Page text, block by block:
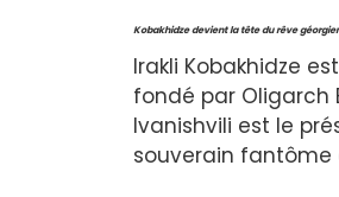
Kobakhidze devient la tête du rêve
Irakli Kobakhidze
fondé par Oligarch
Ivanishvili est le
souverain fantôme